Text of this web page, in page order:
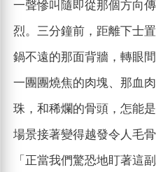
一聲慘叫隨即從那個方向
烈。三分鐘前，距離下士
鍋不遠的那面背牆，轉眼
一團團燒焦的肉塊、那血
珠，和稀爛的骨頭，怎能
場景接著變得越發令人毛
「正當我們驚恐地盯著這